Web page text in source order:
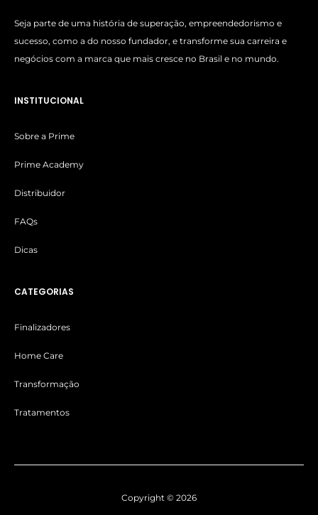
Seja parte de uma história de superação, empreendedorismo e
sucesso, como a do nosso fundador, e transforme sua carreira e
negócios com a marca que mais cresce no Brasil e no mundo.
INSTITUCIONAL
Sobre a Prime
Prime Academy
Distribuidor
FAQs
Dicas
CATEGORIAS
Finalizadores
Home Care
Transformação
Tratamentos
Copyright © 2026